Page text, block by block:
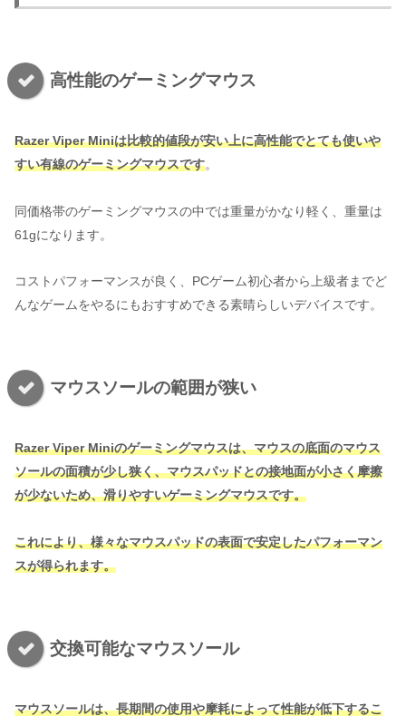
高性能のゲーミングマウス
Razer Viper Miniは比較的値段が安い上に高性能でとても使いや
すい有線のゲーミングマウスです。
同価格帯のゲーミングマウスの中では重量がかなり軽く、重量は
61gになります。
コストパフォーマンスが良く、PCゲーム初心者から上級者までど
んなゲームをやるにもおすすめできる素晴らしいデバイスです。
マウスソールの範囲が狭い
Razer Viper Miniのゲーミングマウスは、マウスの底面のマウス
ソールの面積が少し狭く、マウスパッドとの接地面が小さく摩擦
が少ないため、滑りやすいゲーミングマウスです。
これにより、様々なマウスパッドの表面で安定したパフォーマン
スが得られます。
交換可能なマウスソール
マウスソールは、長期間の使用や摩耗によって性能が低下するこ